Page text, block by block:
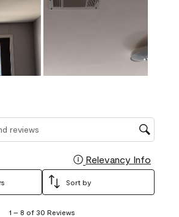
reviews search region
Relevancy Info
Sort by
1 – 8 of 30 Reviews